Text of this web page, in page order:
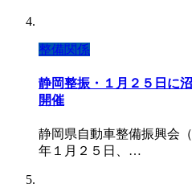
整備関係
静岡整振・１月２５日に
開催
静岡県自動車整備振興会
年１月２５日、…